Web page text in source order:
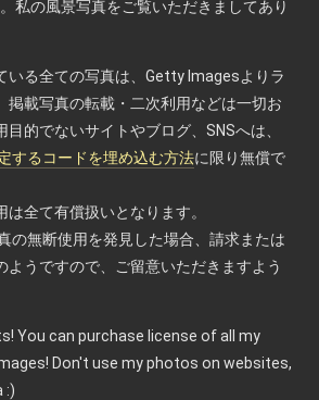
私の風景写真をご覧いただきましてあり
いる全ての写真は、Getty Imagesよりラ
掲載写真の転載・二次利用などは一切お
的でないサイトやブログ、SNSへは、
するコードを埋め込む方法に限り無償で
全て有償扱いとなります。
の無断使用を発見した場合、請求または
ようですので、ご留意いただきますよう
You can purchase license of all my
Don't use my photos on websites,
:)